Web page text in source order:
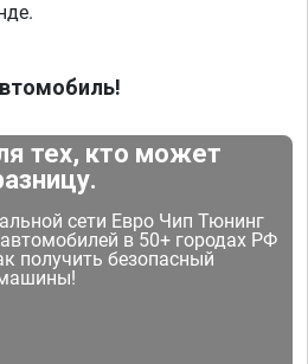
тех, кто может
сети Евро Чип Тюнинг
в 50+ городах РФ
получить безопасный